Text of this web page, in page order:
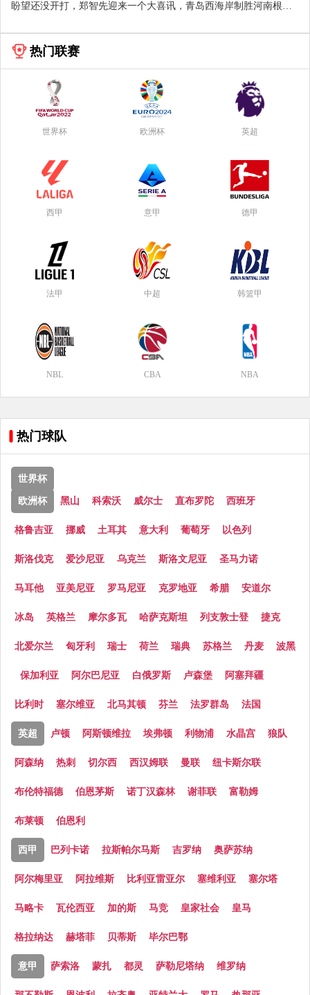
盼望还没开打，郑智先迎来一个大喜讯，青岛西海岸制胜河南根本
热门联赛
世界杯 欧洲杯 英超
西甲 意甲 德甲
法甲 中超 韩篮甲
NBL CBA NBA
热门球队
世界杯
欧洲杯 黑山 科索沃 威尔士 直布罗陀 西班牙
格鲁吉亚 挪威 土耳其 意大利 葡萄牙 以色列
斯洛伐克 爱沙尼亚 乌克兰 斯洛文尼亚 圣马力诺
马耳他 亚美尼亚 罗马尼亚 克罗地亚 希腊 安道尔
冰岛 英格兰 摩尔多瓦 哈萨克斯坦 列支敦士登 捷克
北爱尔兰 匈牙利 瑞士 荷兰 瑞典 苏格兰 丹麦 波黑
保加利亚 阿尔巴尼亚 白俄罗斯 卢森堡 阿塞拜疆
比利时 塞尔维亚 北马其顿 芬兰 法罗群岛 法国
英超 卢顿 阿斯顿维拉 埃弗顿 利物浦 水晶宫 狼队
阿森纳 热刺 切尔西 西汉姆联 曼联 纽卡斯尔联
布伦特福德 伯恩茅斯 诺丁汉森林 谢菲联 富勒姆
布莱顿 伯恩利
西甲 巴列卡诺 拉斯帕尔马斯 吉罗纳 奥萨苏纳
阿尔梅里亚 阿拉维斯 比利亚雷亚尔 塞维利亚 塞尔塔
马略卡 瓦伦西亚 加的斯 马竞 皇家社会 皇马
格拉纳达 赫塔菲 贝蒂斯 毕尔巴鄂
意甲 萨索洛 蒙扎 都灵 萨勒尼塔纳 维罗纳